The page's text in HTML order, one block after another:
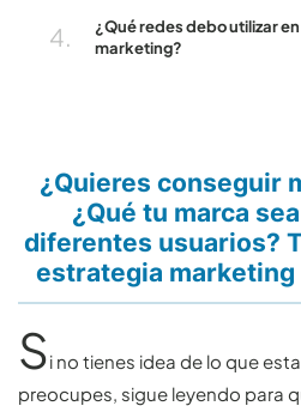
¿Qué redes debo utilizar
marketing?
¿Quieres conseguir
¿Qué tu marca
diferentes usuarios?
estrategia
Si no tienes idea de lo que
preocupes, sigue leyendo para